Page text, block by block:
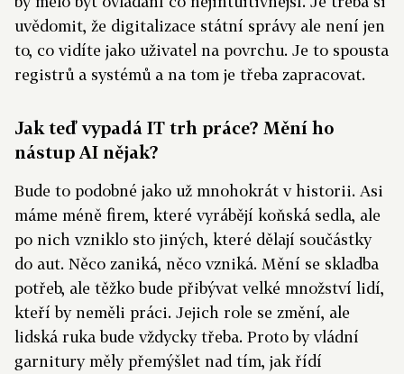
uvědomit, že digitalizace státní správy ale není jen
to, co vidíte jako uživatel na povrchu. Je to spousta
registrů a systémů a na tom je třeba zapracovat.
Jak teď vypadá IT trh práce? Mění ho
nástup AI nějak?
Bude to podobné jako už mnohokrát v historii. Asi
máme méně firem, které vyrábějí koňská sedla, ale
po nich vzniklo sto jiných, které dělají součástky
do aut. Něco zaniká, něco vzniká. Mění se skladba
potřeb, ale těžko bude přibývat velké množství lidí,
kteří by neměli práci. Jejich role se změní, ale
lidská ruka bude vždycky třeba. Proto by vládní
garnitury měly přemýšlet nad tím, jak řídí